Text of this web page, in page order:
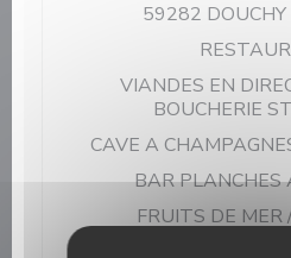
59282 DOUCHY
VIANDES EN
BOUCHERIE
CAVE A
BAR PLANCHES
FRUITS DE MER